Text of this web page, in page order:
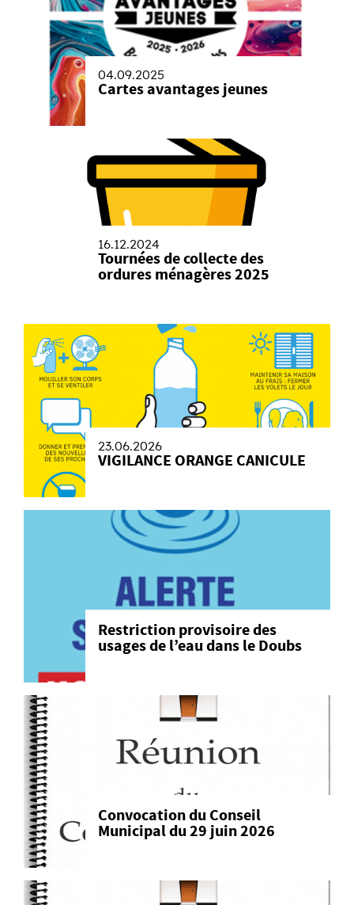
04.09.2025
Cartes avantages jeunes
16.12.2024
Tournées de collecte des
ordures ménagères 2025
23.06.2026
VIGILANCE ORANGE CANICULE
Restriction provisoire des
usages de l’eau dans le Doubs
Convocation du Conseil
Municipal du 29 juin 2026